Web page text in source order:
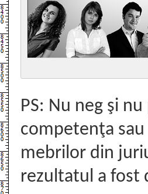
PS: Nu neg şi
competenţa
mebrilor din
rezultatul a fost